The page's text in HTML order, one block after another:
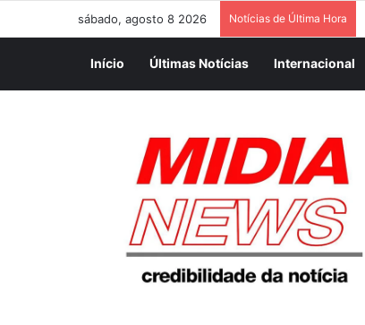
sábado, agosto 8 2026 Notícias de Última Hora
Início Últimas Notícias Internacional